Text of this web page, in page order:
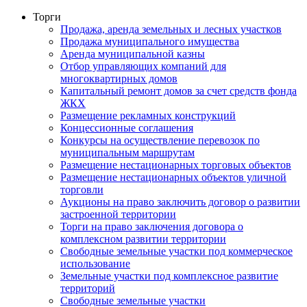
Торги
Продажа, аренда земельных и лесных участков
Продажа муниципального имущества
Аренда муниципальной казны
Отбор управляющих компаний для
многоквартирных домов
Капитальный ремонт домов за счет средств фонда
ЖКХ
Размещение рекламных конструкций
Концессионные соглашения
Конкурсы на осуществление перевозок по
муниципальным маршрутам
Размещение нестационарных торговых объектов
Размещение нестационарных объектов уличной
торговли
Аукционы на право заключить договор о развитии
застроенной территории
Торги на право заключения договора о
комплексном развитии территории
Свободные земельные участки под коммерческое
использование
Земельные участки под комплексное развитие
территорий
Свободные земельные участки